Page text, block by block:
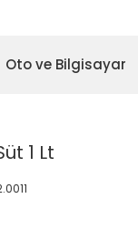
Oto ve Bilgisayar
1 Lt